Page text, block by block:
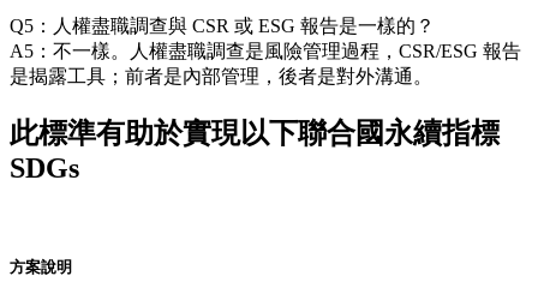
Q5：人權盡職調查與 CSR 或 ESG 報告是一樣的？
A5：不一樣。人權盡職調查是風險管理過程，CSR/ESG 報告
是揭露工具；前者是內部管理，後者是對外溝通。
此標準有助於實現以下聯合國永續指標
SDGs
方案說明